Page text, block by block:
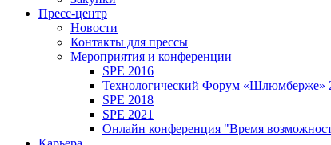
Пресс-центр
Новости
Контакты для прессы
Мероприятия и конференции
SPE 2016
Технологический Форум «Шлюмберже»
SPE 2018
SPE 2021
Онлайн конференция "Время